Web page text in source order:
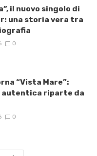
il nuovo singolo di
una storia vera tra
0
“Vista Mare”:
autentica riparte da
0